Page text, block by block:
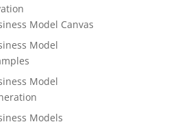
Model Canvas
Model
Model
Models